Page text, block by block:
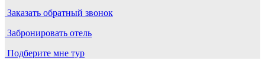
Заказать обратный звонок
Забронировать отель
Подберите мне тур